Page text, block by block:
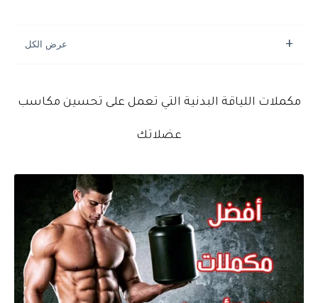
مكملات اللياقة البدنية التي تعمل على تحسين مكاسب
عضلاتك